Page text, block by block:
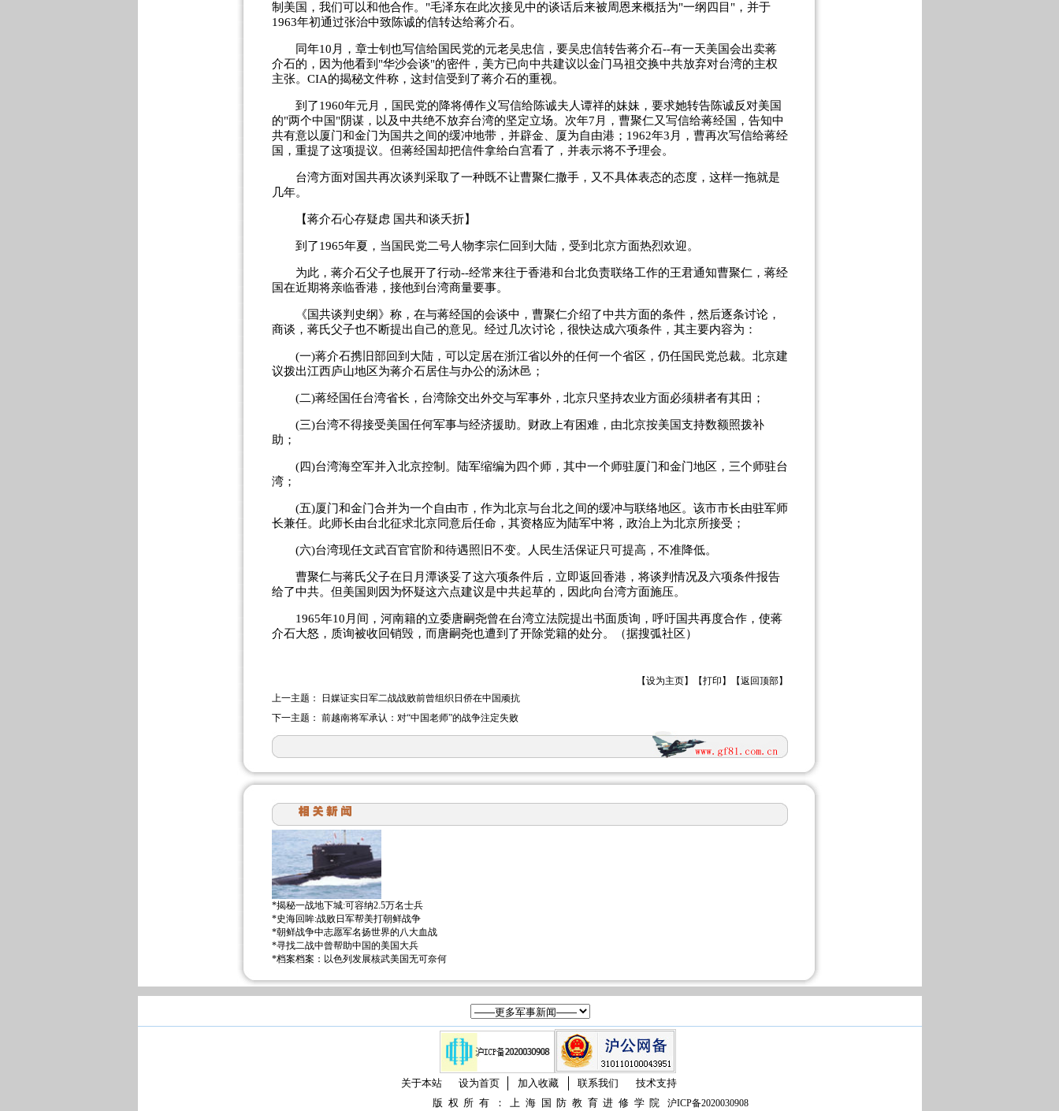
制美国，我们可以和他合作。"毛泽东在此次接见中的谈话后来被周恩来概括为"一纲四目"，并于
1963年初通过张治中致陈诚的信转达给蒋介石。
同年10月，章士钊也写信给国民党的元老吴忠信，要吴忠信转告蒋介石--有一天美国会出卖蒋
介石的，因为他看到"华沙会谈"的密件，美方已向中共建议以金门马祖交换中共放弃对台湾的主权
主张。CIA的揭秘文件称，这封信受到了蒋介石的重视。
到了1960年元月，国民党的降将傅作义写信给陈诚夫人谭祥的妹妹，要求她转告陈诚反对美国
的"两个中国"阴谋，以及中共绝不放弃台湾的坚定立场。次年7月，曹聚仁又写信给蒋经国，告知中
共有意以厦门和金门为国共之间的缓冲地带，并辟金、厦为自由港；1962年3月，曹再次写信给蒋经
国，重提了这项提议。但蒋经国却把信件拿给白宫看了，并表示将不予理会。
台湾方面对国共再次谈判采取了一种既不让曹聚仁撒手，又不具体表态的态度，这样一拖就是
几年。
【蒋介石心存疑虑 国共和谈夭折】
到了1965年夏，当国民党二号人物李宗仁回到大陆，受到北京方面热烈欢迎。
为此，蒋介石父子也展开了行动--经常来往于香港和台北负责联络工作的王君通知曹聚仁，蒋经
国在近期将亲临香港，接他到台湾商量要事。
《国共谈判史纲》称，在与蒋经国的会谈中，曹聚仁介绍了中共方面的条件，然后逐条讨论，
商谈，蒋氏父子也不断提出自己的意见。经过几次讨论，很快达成六项条件，其主要内容为：
(一)蒋介石携旧部回到大陆，可以定居在浙江省以外的任何一个省区，仍任国民党总裁。北京建
议拨出江西庐山地区为蒋介石居住与办公的汤沐邑；
(二)蒋经国任台湾省长，台湾除交出外交与军事外，北京只坚持农业方面必须耕者有其田；
(三)台湾不得接受美国任何军事与经济援助。财政上有困难，由北京按美国支持数额照拨补
助；
(四)台湾海空军并入北京控制。陆军缩编为四个师，其中一个师驻厦门和金门地区，三个师驻台
湾；
(五)厦门和金门合并为一个自由市，作为北京与台北之间的缓冲与联络地区。该市市长由驻军师
长兼任。此师长由台北征求北京同意后任命，其资格应为陆军中将，政治上为北京所接受；
(六)台湾现任文武百官官阶和待遇照旧不变。人民生活保证只可提高，不准降低。
曹聚仁与蒋氏父子在日月潭谈妥了这六项条件后，立即返回香港，将谈判情况及六项条件报告
给了中共。但美国则因为怀疑这六点建议是中共起草的，因此向台湾方面施压。
1965年10月间，河南籍的立委唐嗣尧曾在台湾立法院提出书面质询，呼吁国共再度合作，使蒋
介石大怒，质询被收回销毁，而唐嗣尧也遭到了开除党籍的处分。（据搜弧社区）
【设为主页】【打印 】【返回顶部】
上一主题：
日媒证实日军二战战败前曾组织日侨在中国顽抗
下一主题： 前越南将军承认：对“中国老师”的战争注定失败
*揭秘一战地下城:可容纳2.5万名士兵
*史海回眸:战败日军帮美打朝鲜战争
*朝鲜战争中志愿军名扬世界的八大血战
*寻找二战中曾帮助中国的美国大兵
*档案档案：以色列发展核武美国无可奈何